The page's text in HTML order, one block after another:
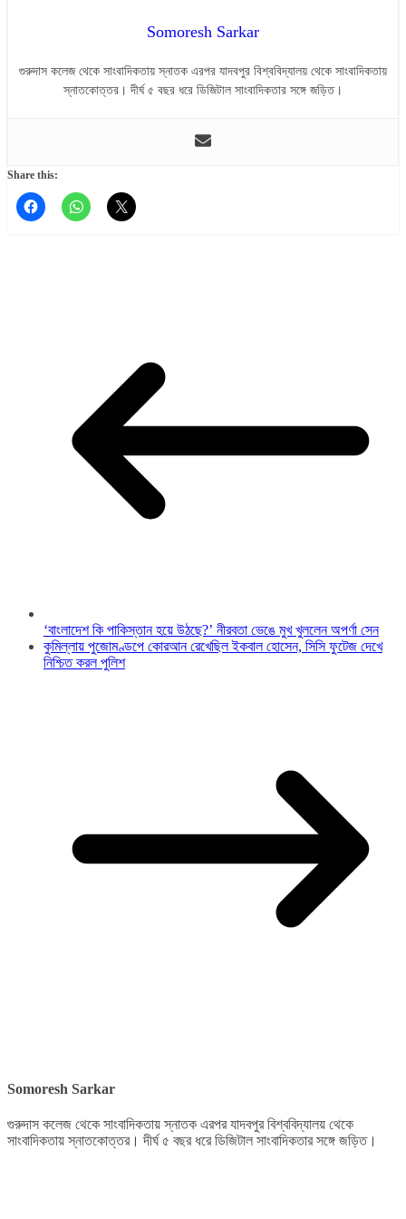
Somoresh Sarkar
গুরুদাস কলেজ থেকে সাংবাদিকতায় স্নাতক এরপর যাদবপুর বিশ্ববিদ্যালয় থেকে সাংবাদিকতায়
স্নাতকোত্তর। দীর্ঘ ৫ বছর ধরে ডিজিটাল সাংবাদিকতার সঙ্গে জড়িত।
Share this:
‘বাংলাদেশ কি পাকিস্তান হয়ে উঠছে?’ নীরবতা ভেঙে মুখ খুললেন অপর্ণা সেন
কুমিল্লায় পুজোমণ্ডপে কোরআন রেখেছিল ইকবাল হোসেন, সিসি ফুটেজ দেখে
নিশ্চিত করল পুলিশ
Somoresh Sarkar
গুরুদাস কলেজ থেকে সাংবাদিকতায় স্নাতক এরপর যাদবপুর বিশ্ববিদ্যালয় থেকে
সাংবাদিকতায় স্নাতকোত্তর। দীর্ঘ ৫ বছর ধরে ডিজিটাল সাংবাদিকতার সঙ্গে জড়িত।